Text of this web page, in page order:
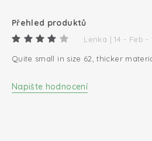
Přehled produktů
Lenka | 14 - Feb -
Quite small in size 62, thicker
Napište hodnocení